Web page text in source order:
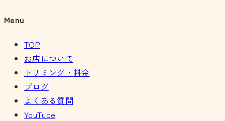
Menu
TOP
お店について
トリミング・料金
ブログ
よくある質問
YouTube